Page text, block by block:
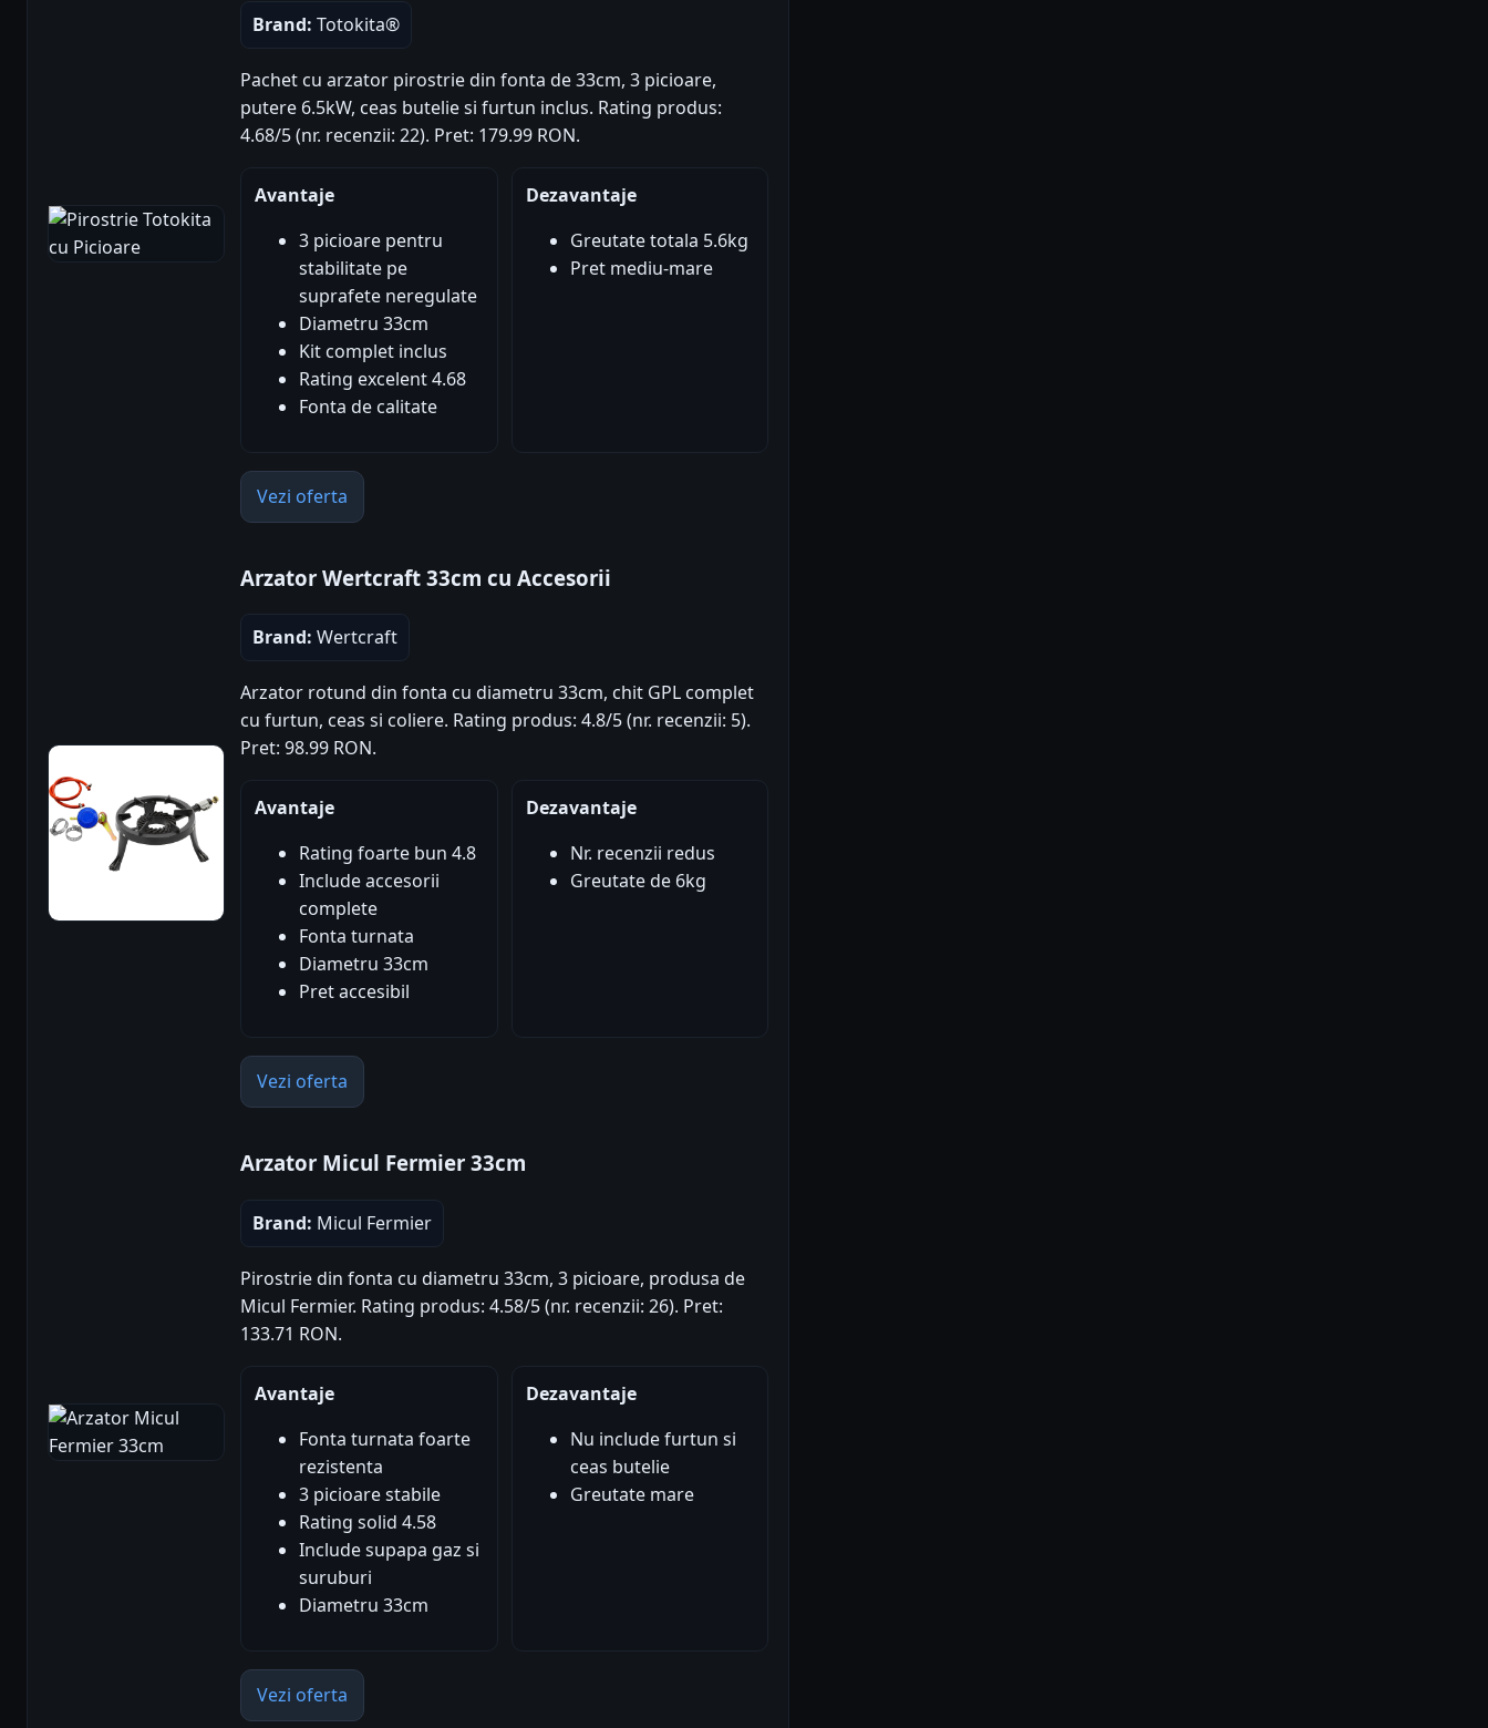
Brand: Totokita®
Pachet cu arzator pirostrie din fonta de 33cm, 3 picioare,
putere 6.5kW, ceas butelie si furtun inclus. Rating produs:
4.68/5 (nr. recenzii: 22). Pret: 179.99 RON.
Avantaje
3 picioare pentru
stabilitate pe
suprafete neregulate
Diametru 33cm
Kit complet inclus
Rating excelent 4.68
Fonta de calitate
Dezavantaje
Greutate totala 5.6kg
Pret mediu-mare
Vezi oferta
Arzator Wertcraft 33cm cu Accesorii
Brand: Wertcraft
Arzator rotund din fonta cu diametru 33cm, chit GPL complet
cu furtun, ceas si coliere. Rating produs: 4.8/5 (nr. recenzii: 5).
Pret: 98.99 RON.
Avantaje
Rating foarte bun 4.8
Include accesorii
complete
Fonta turnata
Diametru 33cm
Pret accesibil
Dezavantaje
Nr. recenzii redus
Greutate de 6kg
Vezi oferta
Arzator Micul Fermier 33cm
Brand: Micul Fermier
Pirostrie din fonta cu diametru 33cm, 3 picioare, produsa de
Micul Fermier. Rating produs: 4.58/5 (nr. recenzii: 26). Pret:
133.71 RON.
Avantaje
Fonta turnata foarte
rezistenta
3 picioare stabile
Rating solid 4.58
Include supapa gaz si
suruburi
Diametru 33cm
Dezavantaje
Nu include furtun si
ceas butelie
Greutate mare
Vezi oferta